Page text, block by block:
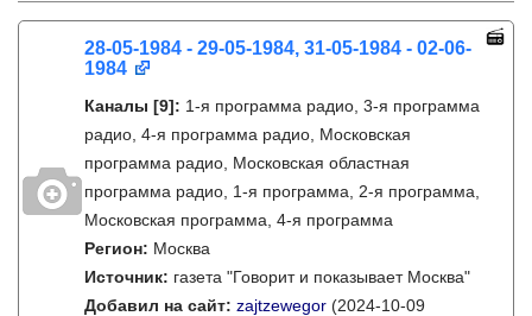
28-05-1984 - 29-05-1984, 31-05-1984 - 02-06-
1984
Каналы [9]: 1-я программа радио, 3-я программа
радио, 4-я программа радио, Московская
программа радио, Московская областная
программа радио, 1-я программа, 2-я программа,
Московская программа, 4-я программа
Регион: Москва
Источник: газета "Говорит и показывает Москва"
Добавил на сайт: zajtzewegor (2024-10-09